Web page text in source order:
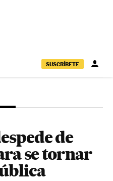
SUSCRÍBETE
de
se tornar